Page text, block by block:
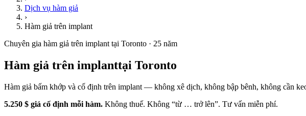
Dịch vụ hàm giả
›
Hàm giả trên implant
Chuyên gia hàm giả trên implant tại Toronto · 25 năm
Hàm giả trên implanttại Toronto
Hàm giả bấm khớp và cố định trên implant — không xê dịch, không bập bênh, không cần
5.250 $ giá cố định mỗi hàm. Không thuế. Không “từ … trở lên”. Tư vấn miễn phí.